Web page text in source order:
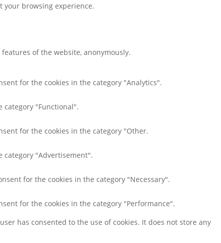
your browsing experience.
of the website, anonymously.
for the cookies in the category "Analytics".
category "Functional".
for the cookies in the category "Other.
category "Advertisement".
for the cookies in the category "Necessary".
for the cookies in the category "Performance".
has consented to the use of cookies. It does not store any